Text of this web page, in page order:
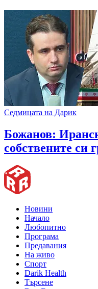
Седмицата на Дарик
Божанов:
собствените си
Новини
Начало
Любопитно
Програма
Предавания
На живо
Спорт
Darik Health
Търсене